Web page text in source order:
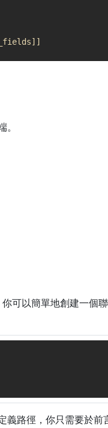
]]
你可以簡單地創建一個聯
義路徑，你只需要於前